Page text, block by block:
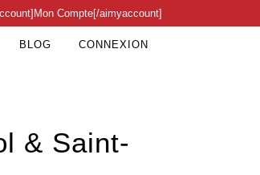
Compte[/aimyaccount]
BLOG CONNEXION
& Saint-